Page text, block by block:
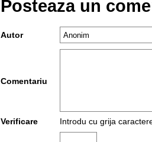
Posteaza un
Autor
Comentariu
Verificare Introdu cu grija